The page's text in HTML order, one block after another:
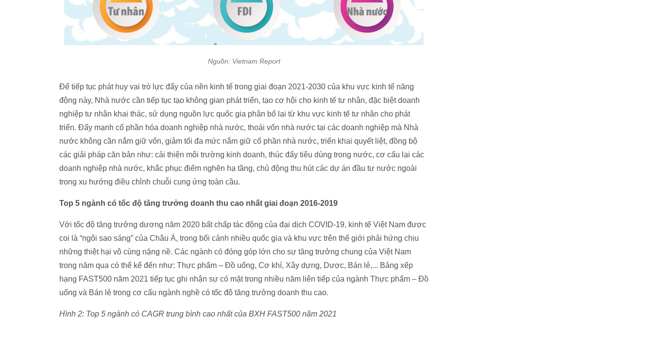
Nguồn: Vietnam Report
Để tiếp tục phát huy vai trò lực đẩy của nền kinh tế trong giai đoạn 2021-2030 của khu vực kinh tế năng
động này, Nhà nước cần tiếp tục tạo không gian phát triển, tạo cơ hội cho kinh tế tư nhân, đặc biệt doanh
nghiệp tư nhân khai thác, sử dụng nguồn lực quốc gia phân bổ lại từ khu vực kinh tế tư nhân cho phát
triển. Đẩy mạnh cổ phần hóa doanh nghiệp nhà nước, thoái vốn nhà nước tại các doanh nghiệp mà Nhà
nước không cần nắm giữ vốn, giảm tối đa mức nắm giữ cổ phần nhà nước, triển khai quyết liệt, đồng bộ
các giải pháp căn bản như: cải thiện môi trường kinh doanh, thúc đẩy tiêu dùng trong nước, cơ cấu lại các
doanh nghiệp nhà nước, khắc phục điểm nghẽn hạ tầng, chủ động thu hút các dự án đầu tư nước ngoài
trong xu hướng điều chỉnh chuỗi cung ứng toàn cầu.
Top 5 ngành có tốc độ tăng trưởng doanh thu cao nhất giai đoạn 2016-2019
Với tốc độ tăng trưởng dương năm 2020 bất chấp tác động của đại dịch COVID-19, kinh tế Việt Nam được
coi là “ngôi sao sáng” của Châu Á, trong bối cảnh nhiều quốc gia và khu vực trên thế giới phải hứng chịu
những thiệt hại vô cùng nặng nề. Các ngành có đóng góp lớn cho sự tăng trưởng chung của Việt Nam
trong năm qua có thể kể đến như: Thực phẩm – Đồ uống, Cơ khí, Xây dựng, Dược, Bán lẻ,... Bảng xếp
hạng FAST500 năm 2021 tiếp tục ghi nhận sự có mặt trong nhiều năm liên tiếp của ngành Thực phẩm – Đồ
uống và Bán lẻ trong cơ cấu ngành nghề có tốc độ tăng trưởng doanh thu cao.
Hình 2: Top 5 ngành có CAGR trung bình cao nhất của BXH FAST500 năm 2021